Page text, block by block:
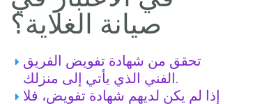
صيانة الغلاية؟
تحقق من شهادة تفويض الفريق
الفني الذي يأتي إلى منزلك.
إذا لم يكن لديهم شهادة تفويض، فلا